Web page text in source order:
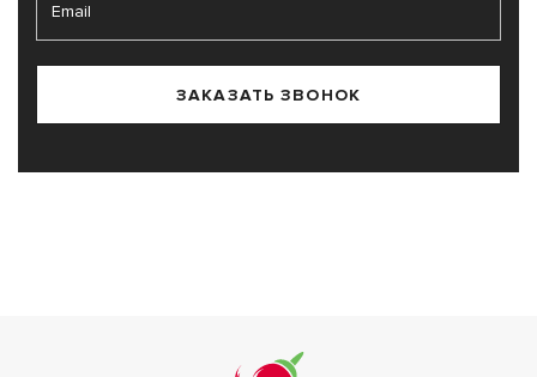
ЗАКАЗАТЬ ЗВОНОК